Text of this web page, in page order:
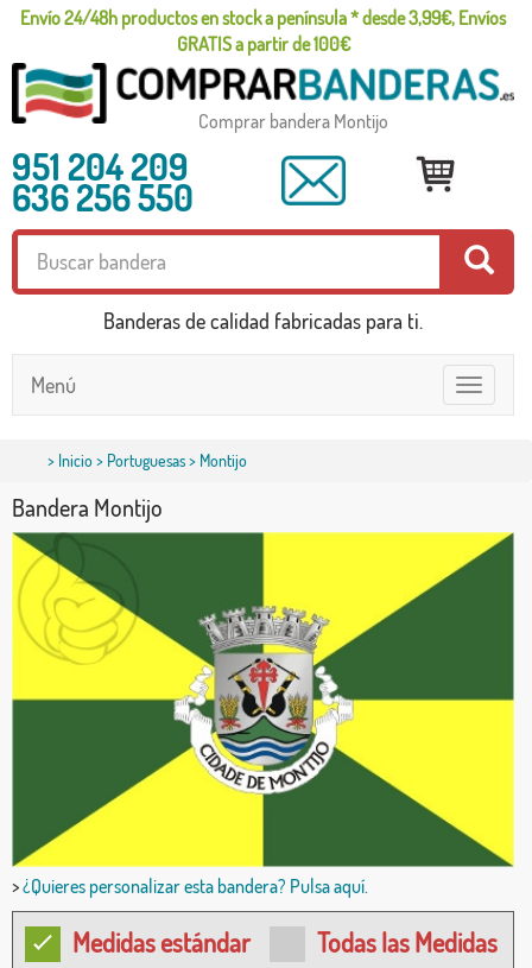
Envío 24/48h productos en stock a península * desde 3,99€, Envíos
GRATIS a partir de 100€
Comprar bandera Montijo
951 204 209
636 256 550
Banderas de calidad fabricadas para ti.
Toggle
navigation
Menú
> Inicio> Portuguesas> Montijo
Bandera Montijo
>¿Quieres personalizar esta bandera? Pulsa aquí.
Medidas estándar Todas las Medidas